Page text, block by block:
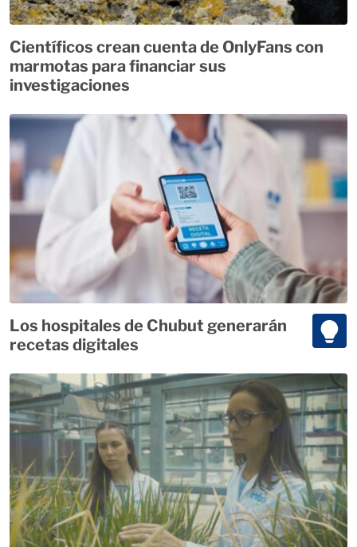
Científicos crean cuenta de OnlyFans con
marmotas para financiar sus
investigaciones
Los hospitales de Chubut generarán
recetas digitales